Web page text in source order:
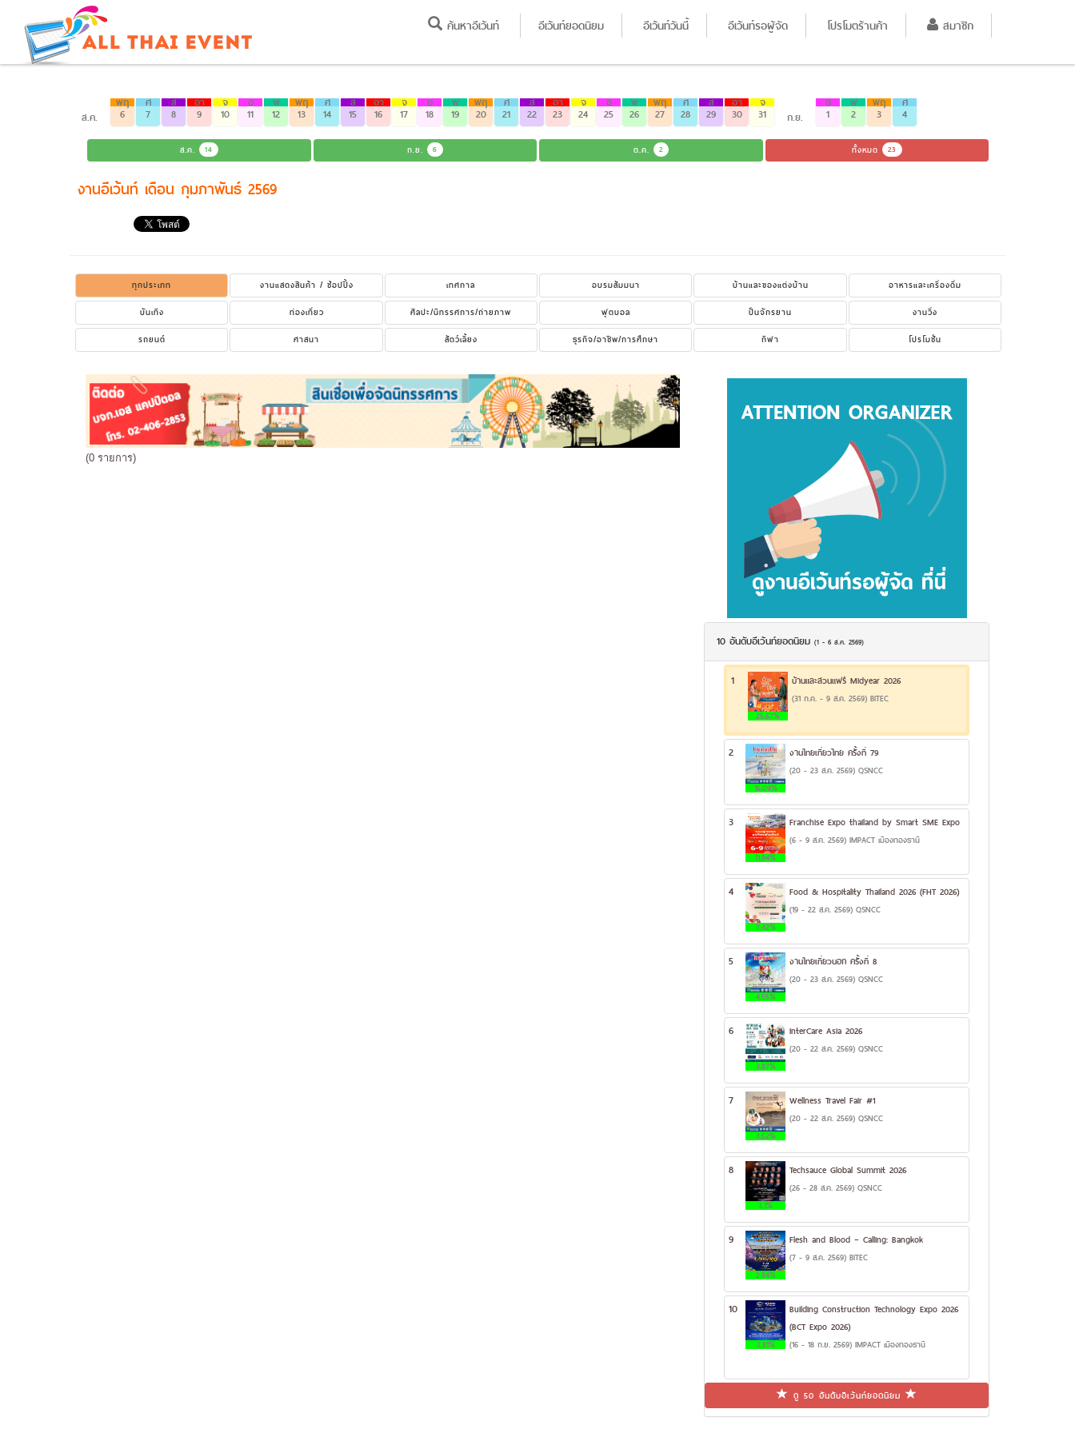
ค้นหาอีเว้นท์ อีเว้นท์ยอดนิยม อีเว้นท์วันนี้ อีเว้นท์รอผู้จัด โปรโมตร้านค้า สมาชิก
ส.ค.
พฤ
6
ศ
7
ส
8
อา
9
จ
10
อ
11
พ
12
พฤ
13
ศ
14
ส
15
อา
16
จ
17
อ
18
พ
19
พฤ
20
ศ
21
ส
22
อา
23
จ
24
อ
25
พ
26
พฤ
27
ศ
28
ส
29
อา
30
จ
31 ก.ย.
อ
1
พ
2
พฤ
3
ศ
4
ส.ค. 14 ก.ย. 6 ต.ค. 2 ทั้งหมด 23
งานอีเว้นท์ เดือน กุมภาพันธ์ 2569
ทุกประเภท งานแสดงสินค้า / ช้อปปิ้ง เทศกาล อบรมสัมมนา บ้านและของแต่งบ้าน
อาหารและเครื่องดื่ม
บันเทิง
ท่องเที่ยว ศิลปะ/นิทรรศการ/ถ่ายภาพ ฟุตบอล ปั่นจักรยาน
งานวิ่ง
รถยนต์
ศาสนา สัตว์เลี้ยง ธุรกิจ/อาชีพ/การศึกษา กีฬา โปรโมชั่น
(0 รายการ)
10 อันดับอีเว้นท์ยอดนิยม(1 - 6 ส.ค. 2569)
1
25.67%
บ้านและสวนแฟร์ Midyear 2026
(31 ก.ค. - 9 ส.ค. 2569) BITEC
2
16.09%
งานไทยเที่ยวไทย ครั้งที่ 79
(20 - 23 ส.ค. 2569) QSNCC
3
11.84%
Franchise Expo thailand by Smart SME Expo
(6 - 9 ส.ค. 2569) IMPACT เมืองทองธานี
4
7.42%
Food & Hospitality Thailand 2026 (FHT 2026)
(19 - 22 ส.ค. 2569) QSNCC
5
4.55%
งานไทยเที่ยวนอก ครั้งที่ 8
(20 - 23 ส.ค. 2569) QSNCC
6
3.87%
InterCare Asia 2026
(20 - 22 ส.ค. 2569) QSNCC
7
3.52%
Wellness Travel Fair #1
(20 - 22 ส.ค. 2569) QSNCC
8
3.1%
Techsauce Global Summit 2026
(26 - 28 ส.ค. 2569) QSNCC
9
2.84%
Flesh and Blood – Calling: Bangkok
(7 - 9 ส.ค. 2569) BITEC
10
2.81%
Building Construction Technology Expo 2026
(BCT Expo 2026)
(16 - 18 ก.ย. 2569) IMPACT เมืองทองธานี
ดู 50 อันดับอีเว้นท์ยอดนิยม